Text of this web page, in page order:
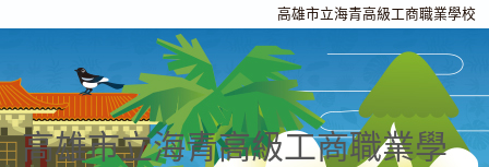
高雄市立海青高級工商職業學校
高雄市立海青高級工商職業學